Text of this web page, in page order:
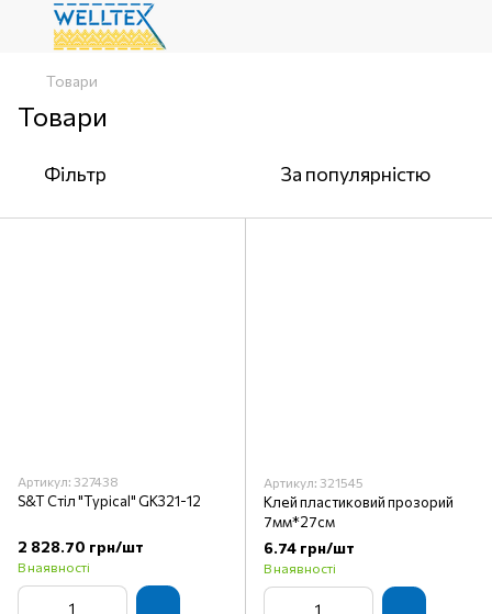
Товари
Товари
Фільтр За популярністю
Артикул: 327438
S&T Стіл "Typical" GK321-12
2 828.70 грн/шт
В наявності
Артикул: 321545
Клей пластиковий прозорий
7мм*27см
6.74 грн/шт
В наявності